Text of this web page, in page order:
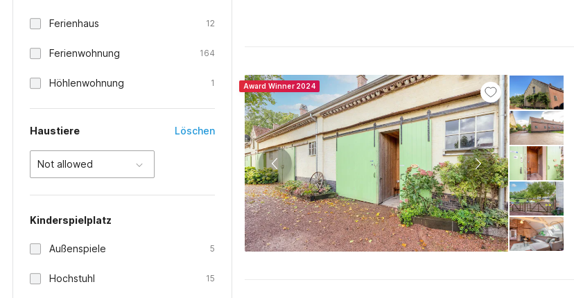
Ferienhaus 12
Ferienwohnung 164
Höhlenwohnung 1
Haustiere Löschen
Not allowed
Kinderspielplatz
Außenspiele 5
Hochstuhl 15
Award Winner 2024